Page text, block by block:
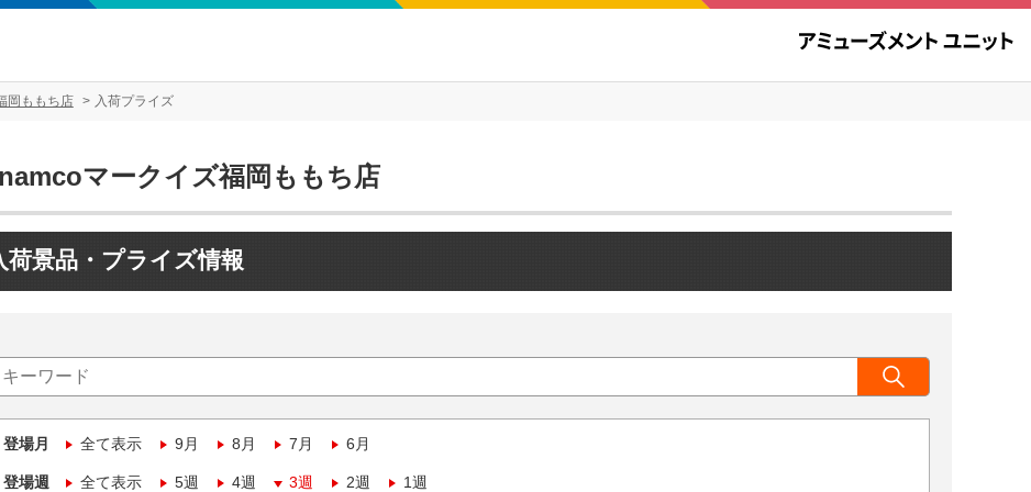
岡ももち店 入荷プライズ
namcoマークイズ福岡ももち店
荷景品・プライズ情報
登場月 全て表示 9月 8月 7月 6月
登場週 全て表示 5週 4週 3週 2週 1週